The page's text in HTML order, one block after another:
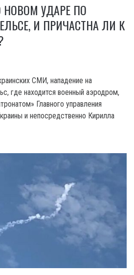
НОВОМ УДАРЕ ПО
И ПРИЧАСТНА ЛИ К
СМИ, нападение на
где находится военный аэродром,
Главного управления
и непосредственно Кирилла